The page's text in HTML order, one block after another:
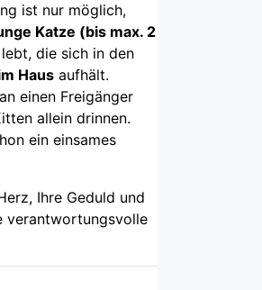
ist nur möglich,
Katze (bis max. 2
die sich in den
Haus aufhält.
einen Freigänger
allein drinnen.
ein einsames
Ihre Geduld und
verantwortungsvolle